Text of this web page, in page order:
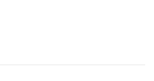
si alcool. Ce treaba au
au fost cele de la
un formular de pariu...